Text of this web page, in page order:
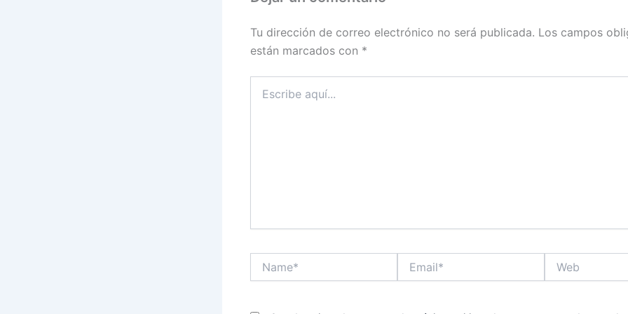
Tu dirección de correo electrónico no será publicada. Los campos
están marcados con *
aquí...